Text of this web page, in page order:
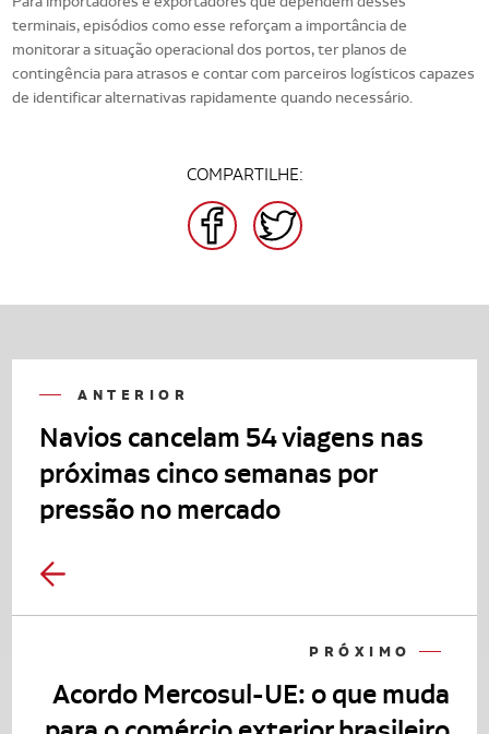
terminais, episódios como esse reforçam a importância de
monitorar a situação operacional dos portos, ter planos de
contingência para atrasos e contar com parceiros logísticos capazes
de identificar alternativas rapidamente quando necessário.
COMPARTILHE:
FACEBOOKTWITTER
ANTERIOR
Navios cancelam 54 viagens nas
próximas cinco semanas por
pressão no mercado
PRÓXIMO
Acordo Mercosul-UE: o que muda